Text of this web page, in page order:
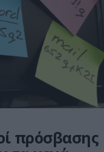
πρόσβασης